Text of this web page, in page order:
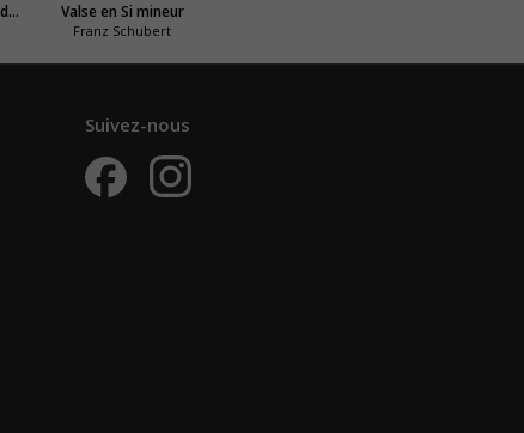
Sonate au clair de lune (Adagio Sostenuto) Valse en Si mineur
Franz Schubert
Suivez-nous